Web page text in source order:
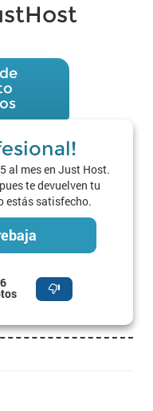
al mes en Just Host.
te devuelven tu
estás satisfecho.
6